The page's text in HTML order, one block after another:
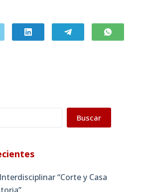
Buscar
“Corte y Casa